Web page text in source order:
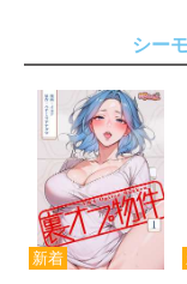
シー